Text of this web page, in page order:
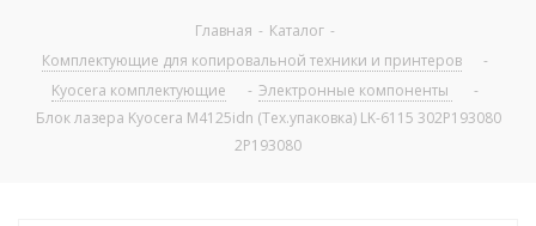
Главная - Каталог -
Комплектующие для копировальной техники и принтеров
-
Kyocera комплектующие
- Электронные компоненты
-
Блок лазера Kyocera M4125idn (Тех.упаковка) LK-6115 302P193080
2P193080